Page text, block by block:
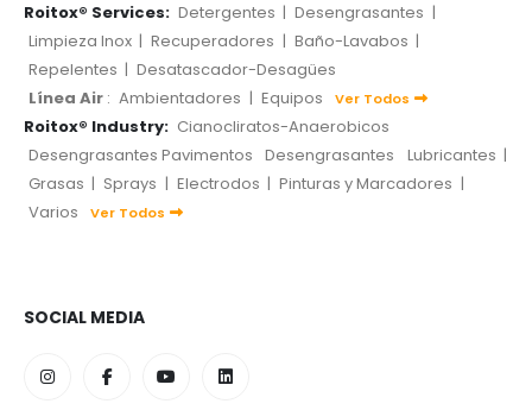
Roitox® Services: Detergentes | Desengrasantes |
Limpieza Inox | Recuperadores | Baño-Lavabos |
Repelentes | Desatascador-Desagües
Línea Air : Ambientadores | Equipos Ver Todos
Roitox® Industry: Cianocliratos-Anaerobicos
Desengrasantes Pavimentos Desengrasantes Lubricantes |
Grasas | Sprays | Electrodos | Pinturas y Marcadores |
Varios
Ver Todos
SOCIAL MEDIA